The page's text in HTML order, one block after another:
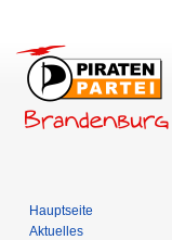
Hauptseite
Aktuelles